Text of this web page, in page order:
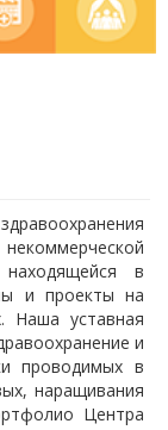
находящейся в
и проекты на
Наша уставная
и
проводимых в
наращивания
Центра